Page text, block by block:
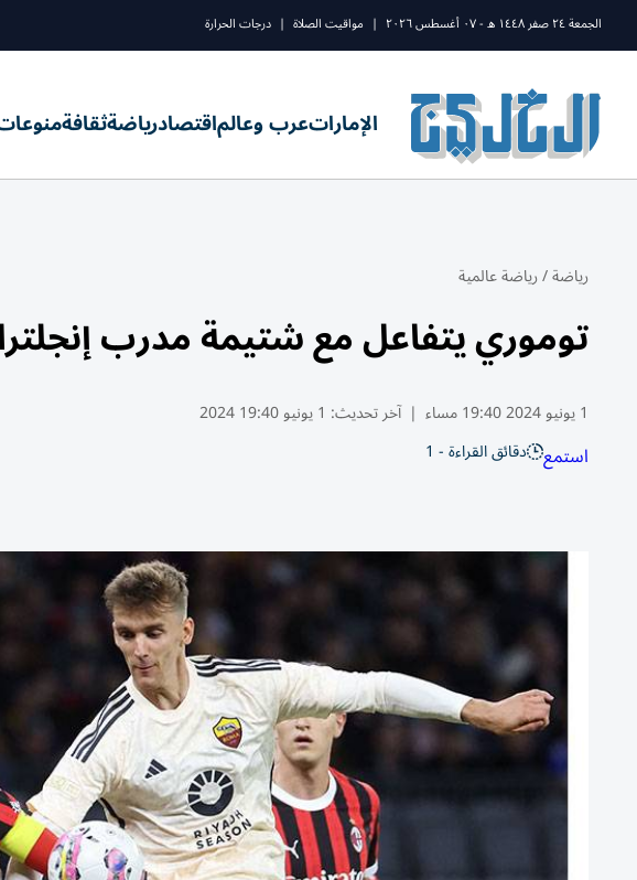
الجمعة ٢٤ صفر ١٤٤٨ ه - ٠٧ أغسطس ٢٠٢٦ | مواقيت الصلاة | درجات الحرارة
الإماراتعرب وعالماقتصادرياضةثقافة
رياضة/رياضة عالمية
توموري يتفاعل مع شتيمة مدرب إنجلترا
1 يونيو 2024 19:40 مساء | آخر تحديث: 1 يونيو 19:40 2024
استمع دقائق القراءة - 1